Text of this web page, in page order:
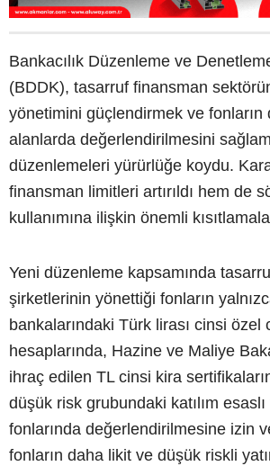
Bankacılık Düzenleme ve
(BDDK), tasarruf finansman
yönetimini güçlendirmek ve fonların
alanlarda değerlendirilmesini
düzenlemeleri yürürlüğe koydu.
finansman limitleri artırıldı hem de
kullanımına ilişkin önemli
Yeni düzenleme kapsamında
şirketlerinin yönettiği fonların
bankalarındaki Türk lirası cinsi özel
hesaplarında, Hazine ve Maliye
ihraç edilen TL cinsi kira
düşük risk grubundaki katılım esaslı
fonlarında değerlendirilmesine izin
fonların daha likit ve düşük riskli